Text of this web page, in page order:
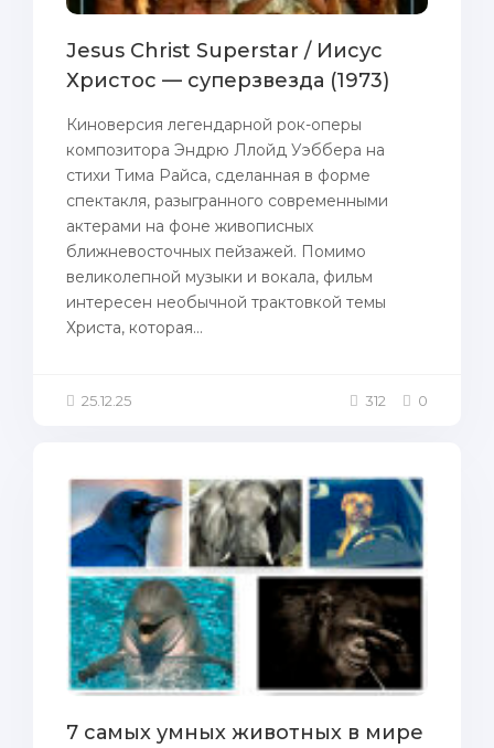
Jesus Christ Superstar / Иисус
Христос — суперзвезда (1973)
Киноверсия легендарной рок-оперы
композитора Эндрю Ллойд Уэббера на
стихи Тима Райса, сделанная в форме
спектакля, разыгранного современными
актерами на фоне живописных
ближневосточных пейзажей. Помимо
великолепной музыки и вокала, фильм
интересен необычной трактовкой темы
Христа, которая...
25.12.25 312 0
7 самых умных животных в мире